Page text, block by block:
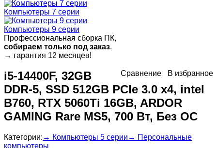
Компьютеры 7 серии
Компьютеры 9 серии
Профессиональная сборка ПК,
собираем только под заказ.
→ гарантия 12 месяцев!
В избранное
Сравнение
i5-14400F, 32GB
DDR-5, SSD 512GB PCIe 3.0 x4, intel
B760, RTX 5060Ti 16GB, ARDOR
GAMING Rare MS5, 700 Вт, Без ОС
Категории: → Компьютеры 5 серии → Персональные
компьютеры